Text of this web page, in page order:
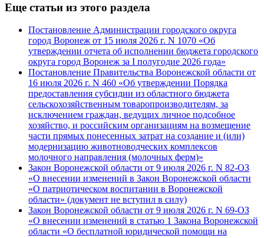
Еще статьи из этого раздела
Постановление Администрации городского округа
город Воронеж от 15 июля 2026 г. N 1070 «Об
утверждении отчета об исполнении бюджета городского
округа город Воронеж за I полугодие 2026 года»
Постановление Правительства Воронежской области от
16 июля 2026 г. N 460 «Об утверждении Порядка
предоставления субсидии из областного бюджета
сельскохозяйственным товаропроизводителям, за
исключением граждан, ведущих личное подсобное
хозяйство, и российским организациям на возмещение
части прямых понесенных затрат на создание и (или)
модернизацию животноводческих комплексов
молочного направления (молочных ферм)»
Закон Воронежской области от 9 июля 2026 г. N 82-ОЗ
«О внесении изменений в Закон Воронежской области
«О патриотическом воспитании в Воронежской
области» (документ не вступил в силу)
Закон Воронежской области от 9 июля 2026 г. N 69-ОЗ
«О внесении изменений в статью 1 Закона Воронежской
области «О бесплатной юридической помощи на